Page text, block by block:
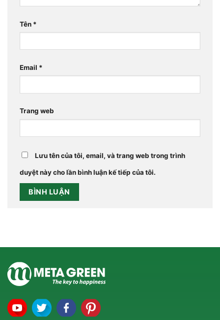
Tên *
Email *
Trang web
Lưu tên của tôi, email, và trang web trong trình
duyệt này cho lần bình luận kế tiếp của tôi.